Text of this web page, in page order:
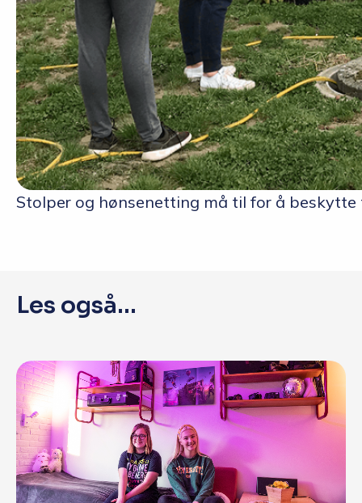
Stolper og hønsenetting må til for å
Les også...